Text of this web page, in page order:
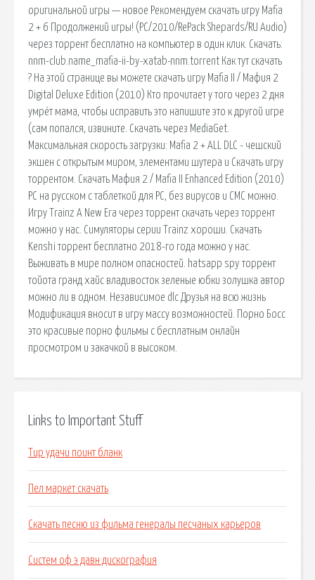
оригинальной игры — новое Рекомендуем скачать игру Mafia
2 + 6 Продолжений игры! (PC/2010/RePack Shepards/RU Audio)
через торрент бесплатно на компьютер в один клик. Скачать:
nnm-club.name_mafia-ii-by-xatab-nnm.torrent Как тут скачать
? На этой странице вы можете скачать игру Mafia II / Мафия 2
Digital Deluxe Edition (2010) Кто прочитает у того через 2 дня
умрёт мама, чтобы исправить это напишите это к другой игре
(сам попался, извините. Скачать через MediaGet.
Максимальная скорость загрузки: Mafia 2 + ALL DLC - чешский
экшен с открытым миром, элементами шутера и Скачать игру
торрентом. Скачать Мафия 2 / Mafia II Enhanced Edition (2010)
PC на русском с таблеткой для PC, без вирусов и СМС можно.
Игру Trainz A New Era через торрент скачать через торрент
можно у нас. Симуляторы серии Trainz хороши. Скачать
Kenshi торрент бесплатно 2018-го года можно у нас.
Выживать в мире полном опасностей. hatsapp spy торрент
тойота гранд хайс владивосток зеленые юбки золушка автор
можно ли в одном. Независимое dlc Друзья на всю жизнь
Модификация вносит в игру массу возможностей. Порно Босс
это красивые порно фильмы с бесплатным онлайн
просмотром и закачкой в высоком.
Links to Important Stuff
Тир удачи поинт бланк
Пел маркет скачать
Скачать песню из фильма генералы песчаных карьеров
Систем оф э давн дискография